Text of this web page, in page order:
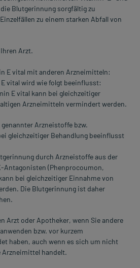
Blutgerinnung sorgfältig zu
zu einem starken Abfall von
Arzt.
E vital mit anderen Arzneimitteln:
vital wird wie folgt beeinflusst:
E vital kann bei gleichzeitiger
Arzneimitteln vermindert werden.
Arzneistoffe bzw.
gleichzeitiger Behandlung beeinflusst
durch Arzneistoffe aus der
Antagonisten (Phenprocoumon,
bei gleichzeitiger Einnahme von
Die Blutgerinnung ist daher
Arzt oder Apotheker, wenn Sie andere
bzw. vor kurzem
haben, auch wenn es sich um nicht
handelt.